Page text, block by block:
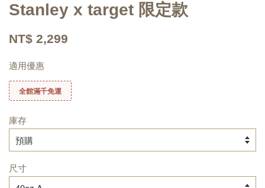
Stanley x target 限定款
NT$ 2,299
適用優惠
全館滿千免運
庫存
尺寸